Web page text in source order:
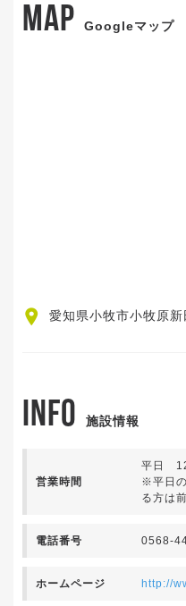
MAP Googleマップ
愛知県小牧市小牧原
INFO 施設情報
営業時間
平日
※平日
る方は
電話番号 0568-
ホームページ http://